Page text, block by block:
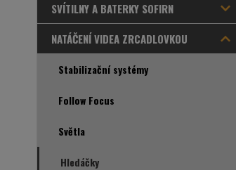
SVÍTILNY A BATERKY SOFIRN
NATÁČENÍ VIDEA ZRCADLOVKOU
Stabilizační systémy
Follow Focus
Světla
Hledáčky